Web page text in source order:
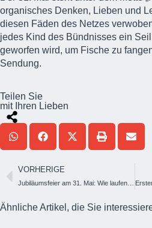
organisches Denken, Lieben und
diesen Fäden des Netzes
jedes Kind des Bündnisses ein
geworfen wird, um Fische zu
Sendung.
Teilen Sie
mit Ihren Lieben
VORHERIGE
Ähnliche Artikel, die Sie